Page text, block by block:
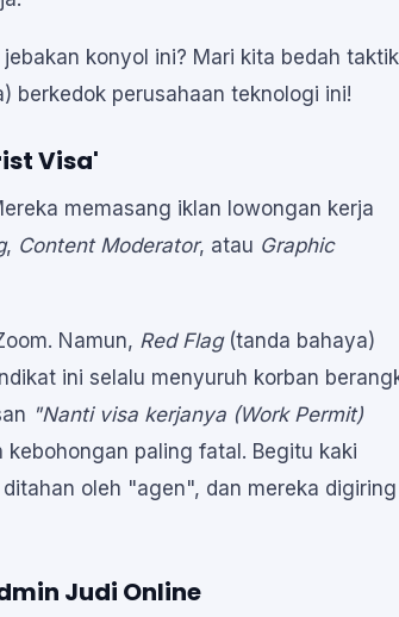
konyol ini? Mari kita bedah taktik
berkedok perusahaan teknologi ini!
Visa'
memasang iklan lowongan kerja
, Content Moderator, atau Graphic
Namun, Red Flag(tanda bahaya)
ini selalu menyuruh korban
"Nanti visa kerjanya (Work Permit)
kebohongan paling fatal. Begitu kaki
oleh "agen", dan mereka
Judi Online